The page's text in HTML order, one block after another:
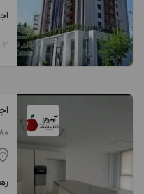
3 ماه پیش
180 متر / 3